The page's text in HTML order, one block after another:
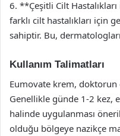
6. **Çeşitli Cilt
farklı cilt hastalıkları için
sahiptir. Bu,
Kullanım Talimatları
Eumovate krem, doktorun
Genellikle günde 1-2 kez,
halinde uygulanması
olduğu bölgeye nazikçe